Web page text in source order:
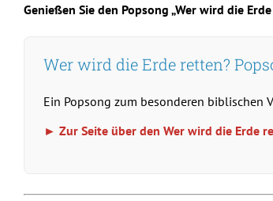
Genießen Sie den Popsong „Wer wird die
Wer wird die Erde retten?
Ein Popsong zum besonderen biblischen
► Zur Seite über den Wer wird die Erde